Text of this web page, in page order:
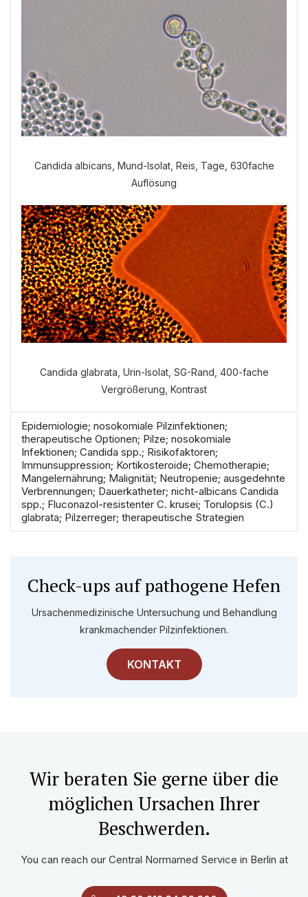
Candida albicans, Mund-Isolat, Reis, Tage, 630fache
Auflösung
Candida glabrata, Urin-Isolat, SG-Rand, 400-fache
Vergrößerung, Kontrast
Epidemiologie; nosokomiale Pilzinfektionen;
therapeutische Optionen; Pilze; nosokomiale
Infektionen; Candida spp.; Risikofaktoren;
Immunsuppression; Kortikosteroide; Chemotherapie;
Mangelernährung; Malignität; Neutropenie; ausgedehnte
Verbrennungen; Dauerkatheter; nicht-albicans Candida
spp.; Fluconazol-resistenter C. krusei; Torulopsis (C.)
glabrata; Pilzerreger; therapeutische Strategien
Check-ups auf pathogene Hefen
Ursachenmedizinische Untersuchung und Behandlung
krankmachender Pilzinfektionen.
KONTAKT
Welche Anamnese möchten Sie
durchführen?
VERDAUUNGSANAMNESE
NORMALE ANAMNESE
Wir beraten Sie gerne über die
möglichen Ursachen Ihrer
Beschwerden.
You can reach our Central Normamed Service in Berlin at